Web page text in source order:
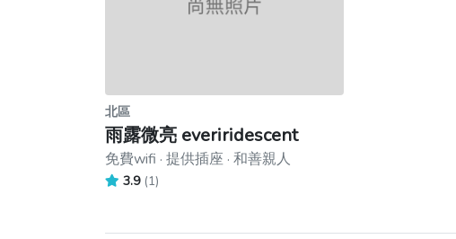
北區
雨露微亮 everiridescent
免費wifi · 提供插座 · 和善親人
3.9 (1)